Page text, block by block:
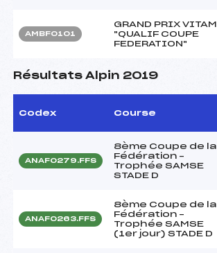
AMBF0101
GRAND PRIX VITAM
"QUALIF COUPE
FEDERATION"
Résultats Alpin 2019
Codex Course
ANAF0279.FFS
8ème Coupe de la
Fédération –
Trophée SAMSE
STADE D
ANAF0263.FFS
8ème Coupe de la
Fédération –
Trophée SAMSE
(1er jour) STADE D